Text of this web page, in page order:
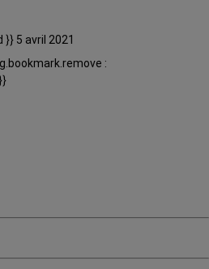
5 avril 2021
: